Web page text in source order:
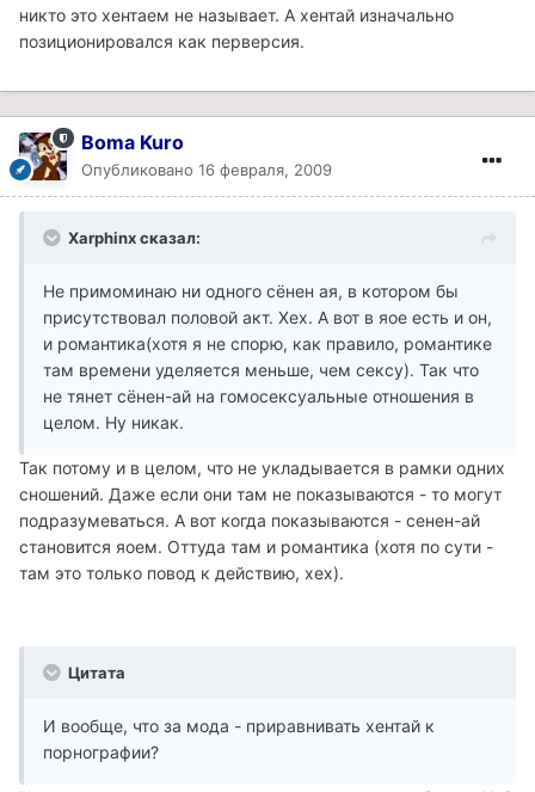
никто это хентаем не называет. А хентай изначально
позиционировался как перверсия.
Boma Kuro
Опубликовано 16 февраля, 2009
Xarphinx сказал:
Не примоминаю ни одного сёнен ая, в котором бы
присутствовал половой акт. Хех. А вот в яое есть и он,
и романтика(хотя я не спорю, как правило, романтике
там времени уделяется меньше, чем сексу). Так что
не тянет сёнен-ай на гомосексуальные отношения в
целом. Ну никак.
Так потому и в целом, что не укладывается в рамки одних
сношений. Даже если они там не показываются - то могут
подразумеваться. А вот когда показываются - сенен-ай
становится яоем. Оттуда там и романтика (хотя по сути -
там это только повод к действию, хех).
Цитата
И вообще, что за мода - приравнивать хентай к
порнографии?